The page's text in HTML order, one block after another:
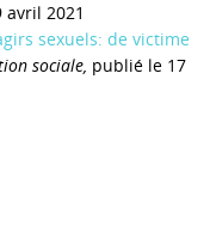
2021
sexuels: de victime
sociale, publié le 17